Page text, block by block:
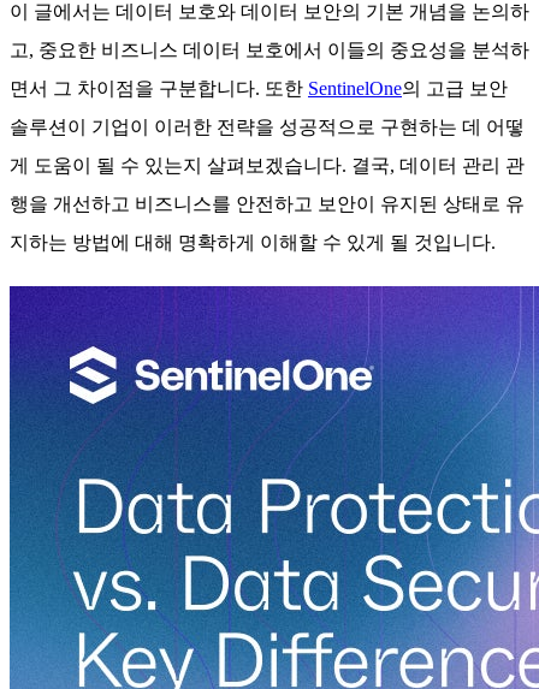
이 글에서는 데이터 보호와 데이터 보안의 기본 개념을 논의하
고, 중요한 비즈니스 데이터 보호에서 이들의 중요성을 분석하
면서 그 차이점을 구분합니다. 또한 SentinelOne의 고급 보안
솔루션이 기업이 이러한 전략을 성공적으로 구현하는 데 어떻
게 도움이 될 수 있는지 살펴보겠습니다. 결국, 데이터 관리 관
행을 개선하고 비즈니스를 안전하고 보안이 유지된 상태로 유
지하는 방법에 대해 명확하게 이해할 수 있게 될 것입니다.